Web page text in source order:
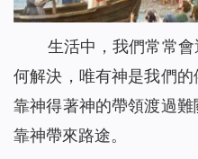
生活中，我們常常
何解決，唯有神是我們
靠神得著神的帶領渡過
靠神帶來路途。